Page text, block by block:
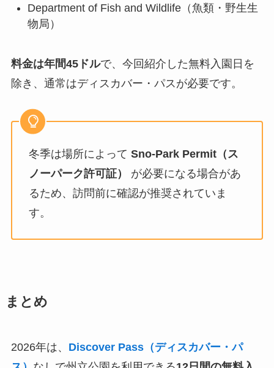
Department of Fish and Wildlife（魚類・野生生
物局）
料金は年間45ドルで、今回紹介した無料入園日を
除き、通常はディスカバー・パスが必要です。
冬季は場所によって Sno-Park Permit（ス
ノーパーク許可証）
が必要になる場合があ
るため、訪問前に確認が推奨されていま
す。
まとめ
2026年は、 Discover Pass（ディスカバー・パ